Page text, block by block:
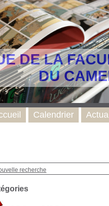
DE LA
DU
recherche
Calendrier